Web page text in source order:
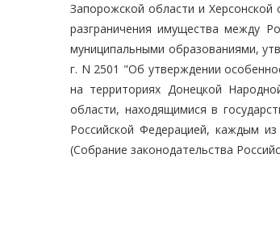
Запорожской области и Херсонской
разграничения имущества между
муниципальными образованиями,
г. N 2501 "Об утверждении
на территориях Донецкой
области, находящимися в
Российской Федерацией, каждым
(Собрание законодательства